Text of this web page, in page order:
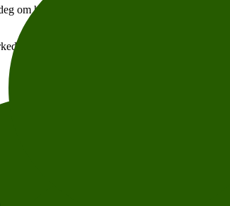
om hvordan du kan kontakte dem for å få
Sammen vil vi også diskutere og gi